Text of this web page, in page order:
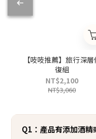
【吱吱推薦】旅行深層
復組
NT$2,100
NT$3,060
Q1：產品有添加酒精